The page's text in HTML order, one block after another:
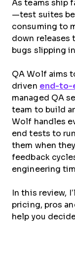
As teams ship
—test suites
consuming to
down releases
bugs slipping
QA Wolf aims
driven end-to-
managed QA
team to build
Wolf handles
end tests to
them when
feedback
engineering
In this review,
pricing, pros
help you